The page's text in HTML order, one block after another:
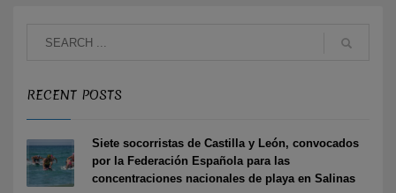
RECENT POSTS
Siete socorristas de Castilla y León, convocados
por la Federación Española para las
concentraciones nacionales de playa en Salinas